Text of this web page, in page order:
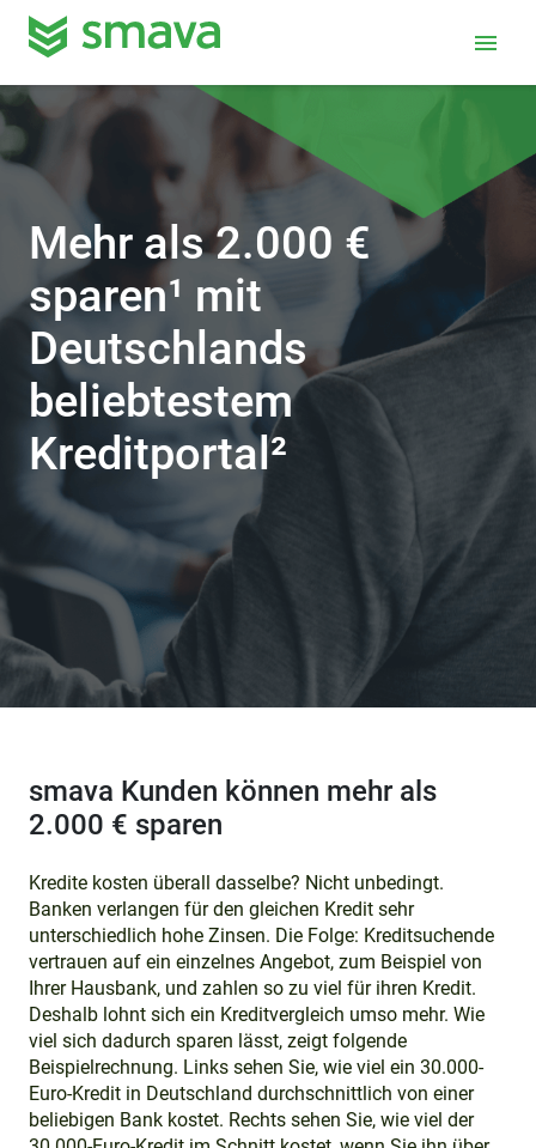
menu
Mehr als 2.000 €
sparen¹ mit
Deutschlands
beliebtestem
Kreditportal²
smava Kunden können mehr als
2.000 € sparen
Kredite kosten überall dasselbe? Nicht unbedingt.
Banken verlangen für den gleichen Kredit sehr
unterschiedlich hohe Zinsen. Die Folge: Kreditsuchende
vertrauen auf ein einzelnes Angebot, zum Beispiel von
Ihrer Hausbank, und zahlen so zu viel für ihren Kredit.
Deshalb lohnt sich ein Kreditvergleich umso mehr. Wie
viel sich dadurch sparen lässt, zeigt folgende
Beispielrechnung. Links sehen Sie, wie viel ein 30.000-
Euro-Kredit in Deutschland durchschnittlich von einer
beliebigen Bank kostet. Rechts sehen Sie, wie viel der